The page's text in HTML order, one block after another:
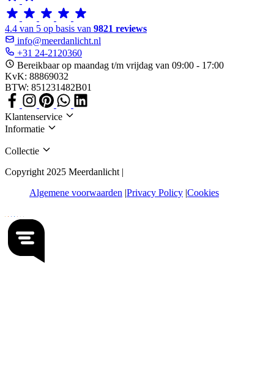
4.4 van 5 op basis van 9821 reviews
info@meerdanlicht.nl
+31 24-2120360
Bereikbaar op maandag t/m vrijdag van 09:00 - 17:00
KvK: 88869032
BTW: 851231482B01
Klantenservice
Informatie
Collectie
Copyright 2025 Meerdanlicht |
Algemene voorwaarden Privacy Policy Cookies